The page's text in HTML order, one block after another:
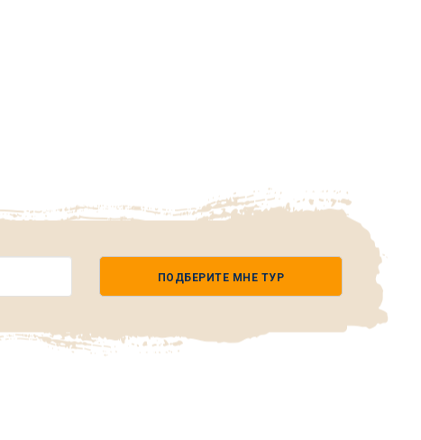
ПОДБЕРИТЕ МНЕ ТУР